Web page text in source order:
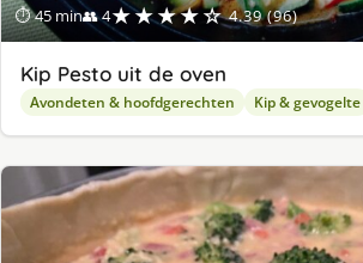
⏱ 45 min👥 4★★★★☆ 4.39 (96)
Kip Pesto uit de oven
Avondeten & hoofdgerechten Kip & gevogelte